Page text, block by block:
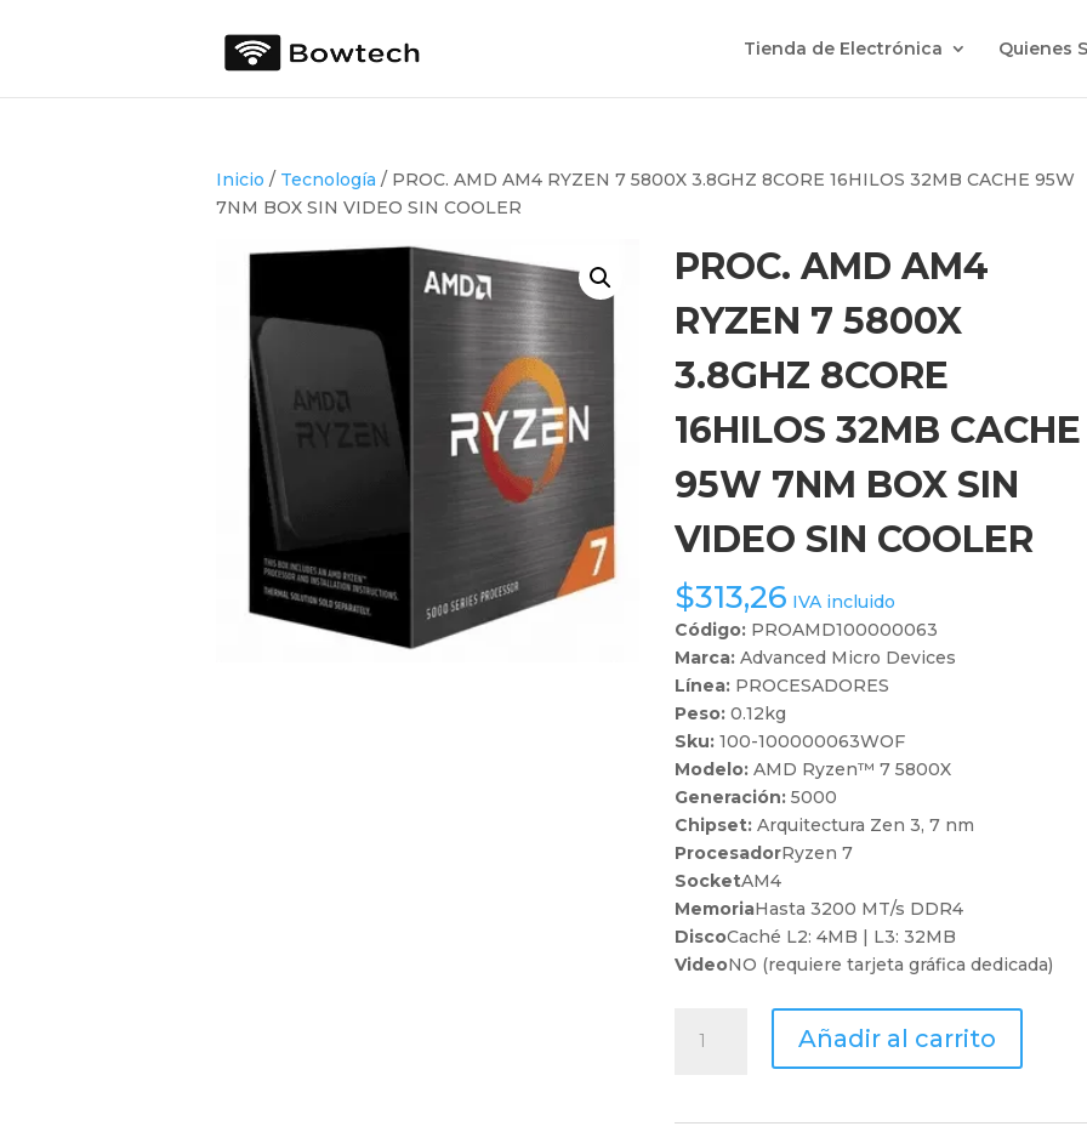
Tienda de Electrónica Quienes
Inicio / Tecnología / PROC. AMD AM4 RYZEN 7 5800X 3.8GHZ 8CORE 16HILOS 32MB CACHE 95W
7NM BOX SIN VIDEO SIN COOLER
PROC. AMD AM4
RYZEN 7 5800X
3.8GHZ 8CORE
16HILOS 32MB CACHE
95W 7NM BOX SIN
VIDEO SIN COOLER
$313,26 IVA incluido
Código: PROAMD100000063
Marca:Advanced Micro Devices
Línea: PROCESADORES
Peso:0.12kg
Sku:100-100000063WOF
Modelo:AMD Ryzen™ 7 5800X
Generación:5000
Chipset:Arquitectura Zen 3, 7 nm
ProcesadorRyzen 7
SocketAM4
MemoriaHasta 3200 MT/s DDR4
DiscoCaché L2: 4MB | L3: 32MB
VideoNO (requiere tarjeta gráfica dedicada)
AMD
Añadir al carrito